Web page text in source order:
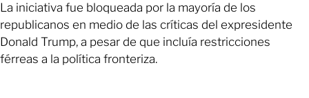
La iniciativa fue bloqueada por la mayoría de los
republicanos en medio de las críticas del expresidente
Donald Trump, a pesar de que incluía restricciones
férreas a la política fronteriza.